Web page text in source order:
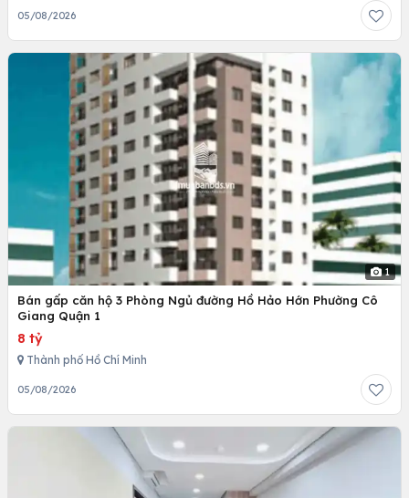
05/08/2026
1
Bán gấp căn hộ 3 Phòng Ngủ đường Hồ Hảo Hớn Phường Cô
Giang Quận 1
8 tỷ
Thành phố Hồ Chí Minh
05/08/2026